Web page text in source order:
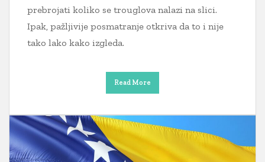
prebrojati koliko se trouglova nalazi na slici.
Ipak, pažljivije posmatranje otkriva da to i nije
tako lako kako izgleda.
Read More